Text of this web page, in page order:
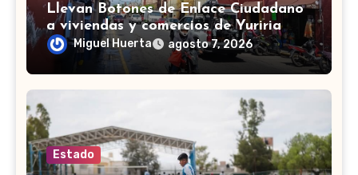
Llevan Botones de Enlace Ciudadano
a viviendas y comercios de Yuriria
Miguel Huerta agosto 7, 2026
Estado